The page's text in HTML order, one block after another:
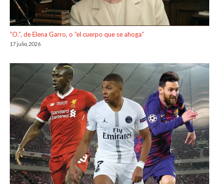
“O.”, de Elena Garro, o “el cuerpo que se ahoga”
17 julio, 2026